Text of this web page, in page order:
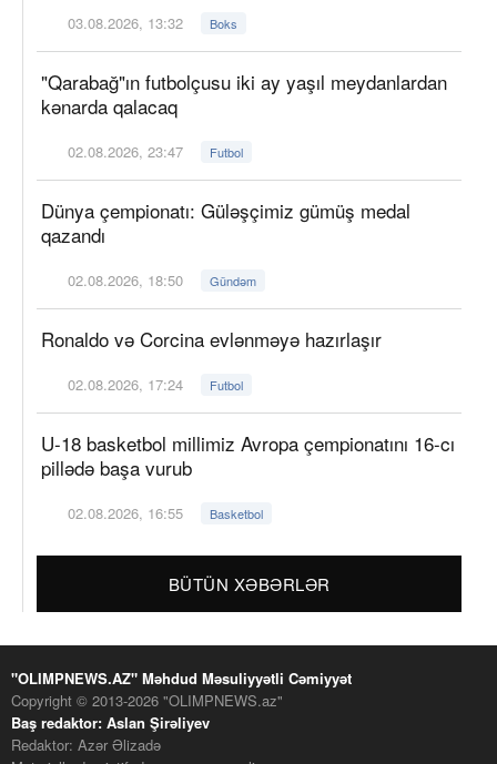
03.08.2026, 13:32 Boks
"Qarabağ"ın futbolçusu iki ay yaşıl meydanlardan
kənarda qalacaq
02.08.2026, 23:47 Futbol
Dünya çempionatı: Güləşçimiz gümüş medal
qazandı
02.08.2026, 18:50 Gündəm
Ronaldo və Corcina evlənməyə hazırlaşır
02.08.2026, 17:24 Futbol
U-18 basketbol millimiz Avropa çempionatını 16-cı
pillədə başa vurub
02.08.2026, 16:55 Basketbol
BÜTÜN XƏBƏRLƏR
"OLIMPNEWS.AZ" Məhdud Məsuliyyətli Cəmiyyət
Copyright © 2013-2026 "OLIMPNEWS.az"
Baş redaktor: Aslan Şirəliyev
Redaktor: Azər Əlizadə